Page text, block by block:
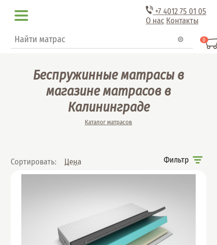
+7 401275 01 05
О нас Контакты
Форма поиска
Поиск 0
Беспружинные матрасы в
магазине матрасов в
Калининграде
Вы здесь
Каталог матрасов
Фильтр
Сортировать: Цена